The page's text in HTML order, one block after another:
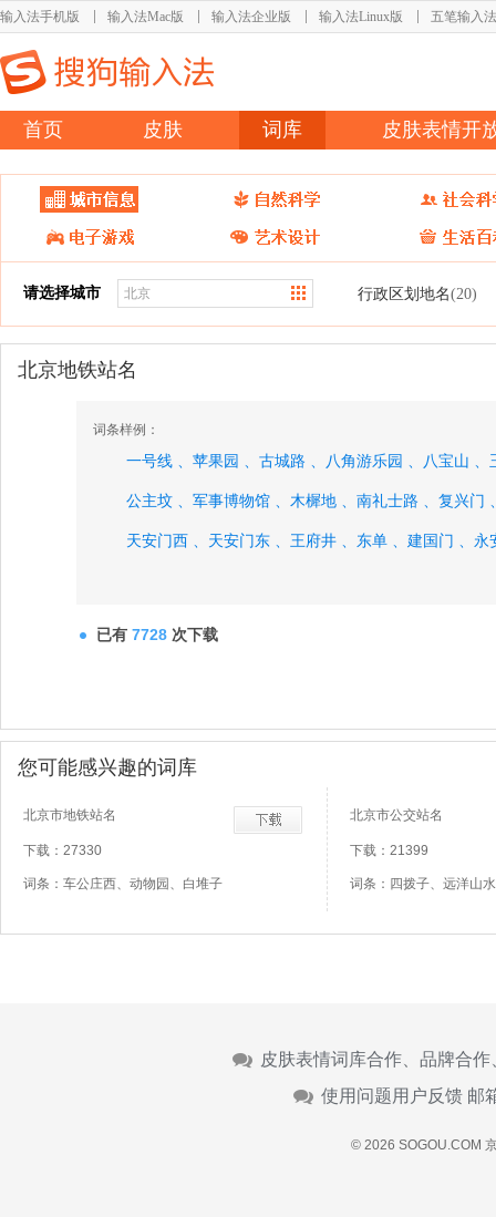
输入法手机版 输入法Mac版 输入法企业版 输入法Linux版 五笔输入法
首页 皮肤 词库 皮肤表情开
请选择城市 行政区划地名(20)
北京地铁站名
词条样例：
一号线 、 苹果园 、 古城路 、 八角游乐园 、 八宝山 、
公主坟 、 军事博物馆 、 木樨地 、 南礼士路 、 复兴门
天安门西 、 天安门东 、 王府井 、 东单 、 建国门 、 永
已有 7728 次下载
您可能感兴趣的词库
北京市地铁站名
下载：27330
词条：车公庄西、动物园、白堆子
北京市公交站名
下载：21399
词条：四拨子、远洋山
皮肤表情词库合作、品牌合
使用问题用户反馈 邮
© 2026 SOGOU.COM